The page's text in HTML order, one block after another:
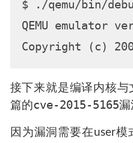
$ ./qemu/bin/
QEMU emulator
接下来就是编译内核
篇的cve-2015-5165漏
因为漏洞需要在user